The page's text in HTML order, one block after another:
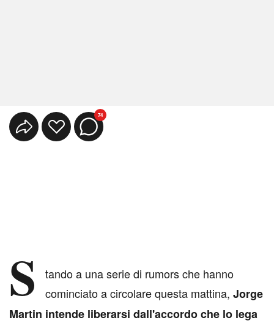
74
S
tando a una serie di rumors che hanno
cominciato a circolare questa mattina, Jorge
Martin intende liberarsi dall'accordo che lo lega